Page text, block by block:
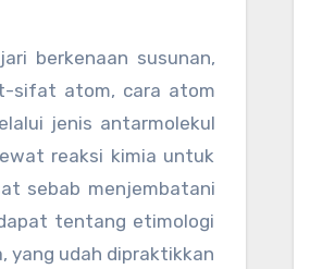
berkenaan susunan,
sifat atom, cara atom
jenis antarmolekul
reaksi kimia untuk
sebab menjembatani
tentang etimologi
yang udah dipraktikkan